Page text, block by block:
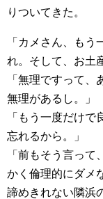
りついてきた。
「カメさん、もう
れ。そして、お土
「無理ですって
無理があるし。」
「もう一度だけ
忘れるから。」
「前もそう言っ
かく倫理的にダメ
諦めきれない隣浜